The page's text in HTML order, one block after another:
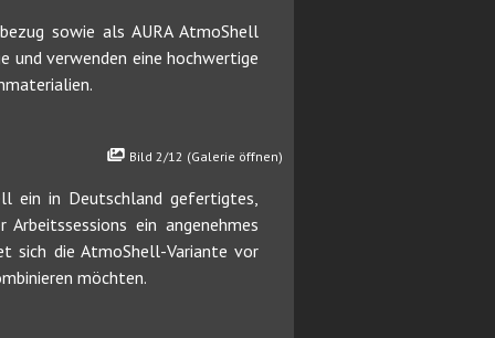
sowie als AURA AtmoShell
und verwenden eine hochwertige
Bild 2/12 (Galerie öffnen)
ein in Deutschland gefertigtes,
ein angenehmes
sich die AtmoShell-Variante vor
möchten.